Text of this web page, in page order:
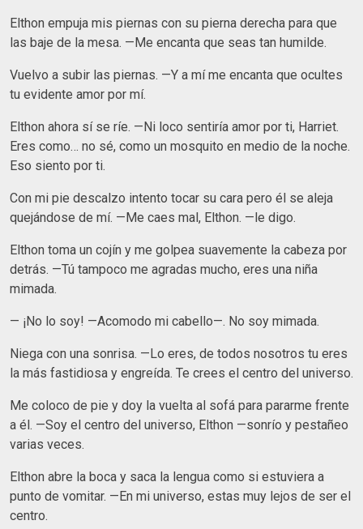
Elthon empuja mis piernas con su pierna derecha para que
las baje de la mesa. —Me encanta que seas tan humilde.
Vuelvo a subir las piernas. —Y a mí me encanta que ocultes
tu evidente amor por mí.
Elthon ahora sí se ríe. —Ni loco sentiría amor por ti, Harriet.
Eres como… no sé, como un mosquito en medio de la noche.
Eso siento por ti.
Con mi pie descalzo intento tocar su cara pero él se aleja
quejándose de mí. —Me caes mal, Elthon. —le digo.
Elthon toma un cojín y me golpea suavemente la cabeza por
detrás. —Tú tampoco me agradas mucho, eres una niña
mimada.
— ¡No lo soy! —Acomodo mi cabello—. No soy mimada.
Niega con una sonrisa. —Lo eres, de todos nosotros tu eres
la más fastidiosa y engreída. Te crees el centro del universo.
Me coloco de pie y doy la vuelta al sofá para pararme frente
a él. —Soy el centro del universo, Elthon —sonrío y pestañeo
varias veces.
Elthon abre la boca y saca la lengua como si estuviera a
punto de vomitar. —En mi universo, estas muy lejos de ser el
centro.